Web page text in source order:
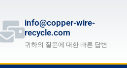
info@copper-wire-
recycle.com
귀하의 질문에 대한 빠른 답변